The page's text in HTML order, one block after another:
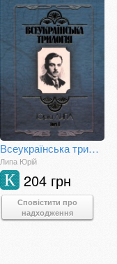
Всеукраїнська трилогія. Т. 1.
Липа Юрій
204 грн
К
Сповістити про
надходження